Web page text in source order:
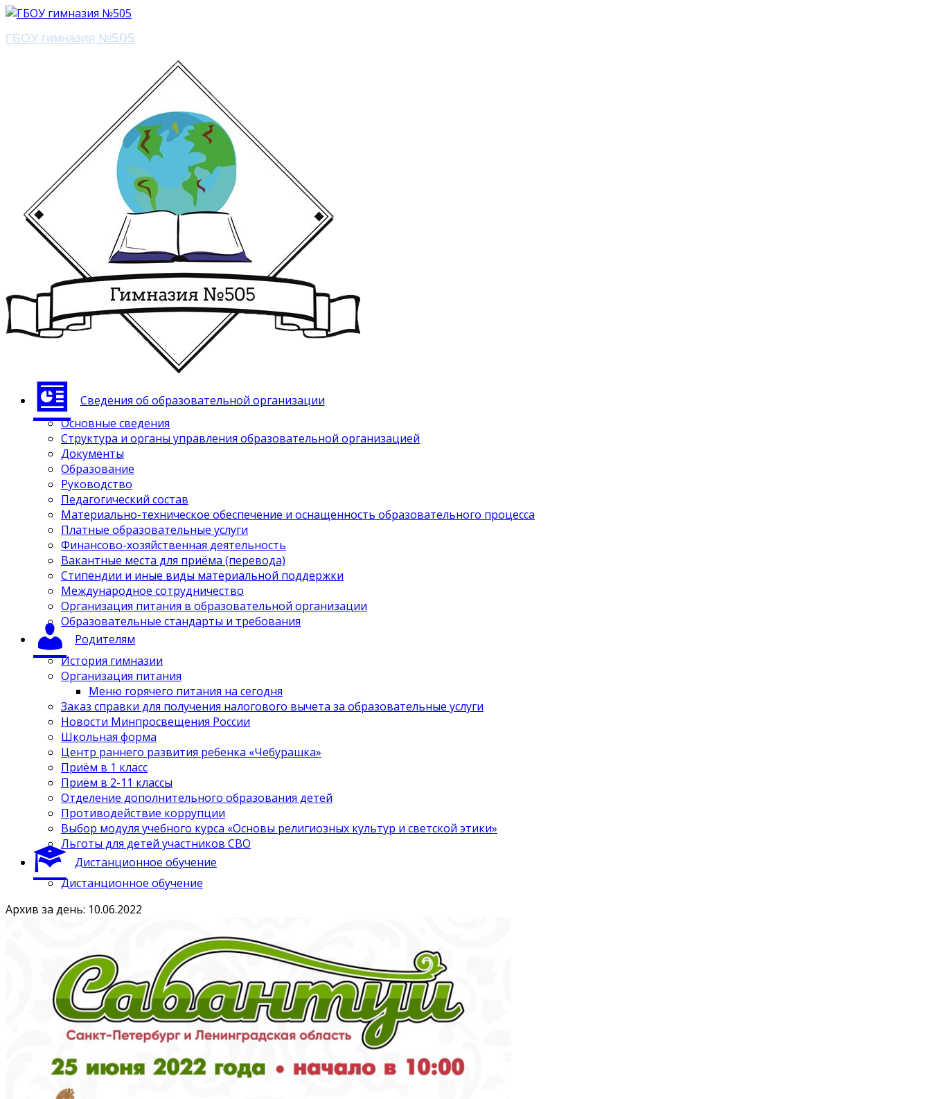
ГБОУ гимназия №505
Сведения об образовательной организации
Основные сведения
Структура и органы управления образовательной организацией
Документы
Образование
Руководство
Педагогический состав
Материально-техническое обеспечение и оснащенность образовательного процесса
Платные образовательные услуги
Финансово-хозяйственная деятельность
Вакантные места для приёма (перевода)
Стипендии и иные виды материальной поддержки
Международное сотрудничество
Организация питания в образовательной организации
Образовательные стандарты и требования
Родителям
История гимназии
Организация питания
Меню горячего питания на сегодня
Заказ справки для получения налогового вычета за образовательные услуги
Новости Минпросвещения России
Школьная форма
Центр раннего развития ребенка «Чебурашка»
Приём в 1 класс
Приём в 2-11 классы
Отделение дополнительного образования детей
Противодействие коррупции
Выбор модуля учебного курса «Основы религиозных культур и светской этики»
Льготы для детей участников СВО
Дистанционное обучение
Дистанционное обучение
Архив за день: 10.06.2022